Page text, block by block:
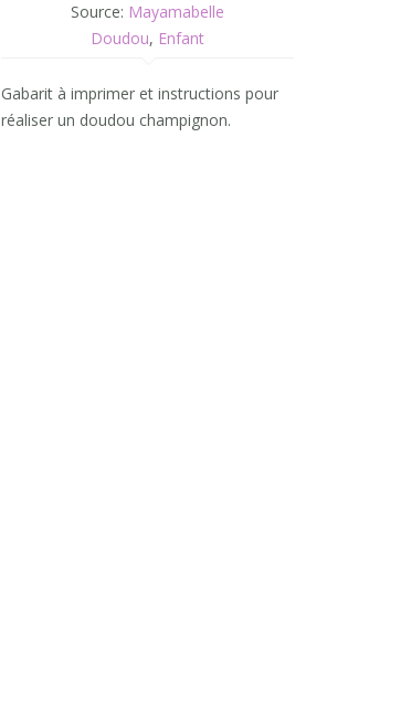
Source: Mayamabelle
Doudou, Enfant
Gabarit à imprimer et instructions pour
réaliser un doudou champignon.